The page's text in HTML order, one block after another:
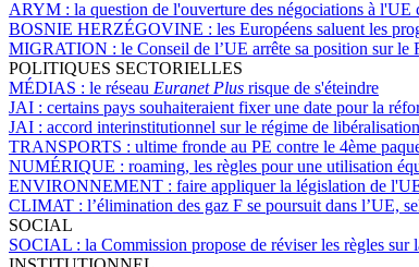
ARYM : la question de l'ouverture des négociations à l'UE
BOSNIE HERZÉGOVINE : les Européens saluent les
MIGRATION : le Conseil de l’UE arrête sa position sur
POLITIQUES SECTORIELLES
MÉDIAS : le réseau Euranet Plus risque de s'éteindre
JAI : certains pays souhaiteraient fixer une date pour la
JAI : accord interinstitutionnel sur le régime de
TRANSPORTS : ultime fronde au PE contre le 4ème
NUMÉRIQUE : roaming, les règles pour une utilisation
ENVIRONNEMENT : faire appliquer la législation de
CLIMAT : l’élimination des gaz F se poursuit dans l’UE,
SOCIAL
SOCIAL : la Commission propose de réviser les règles sur